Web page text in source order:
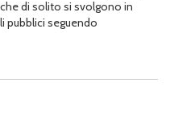
di solito si svolgono in
pubblici seguendo